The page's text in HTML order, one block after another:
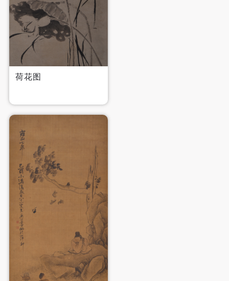
荷花图
快捷登录
手机号码
手机号码将作为您的登录账号
验证码
可使用雅昌艺术网会员账户登录